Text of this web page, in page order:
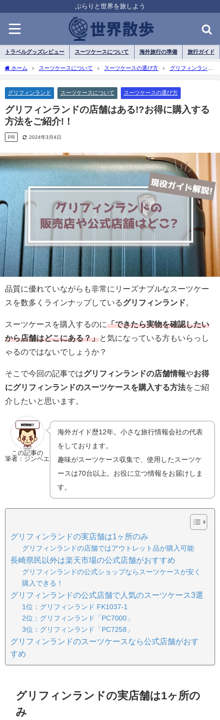
ぶらりと世界を旅しよう
トラベルグッズレビュー スーツケースについて 海外旅行の準備 旅行ガイド
ホーム スーツケースについて スーツケースの選び方
グリフィンラン
グリフィンランド スーツケースについて スーツケースの選び方
グリフィンランドの店舗はある!?お得に購入する
方法をご紹介!！
PR 2024年3月4日
品質に優れていながらも非常にリーズナブルなスーツケー
スを数多くラインナップしているグリフィンランド
スーツケースを購入するのに「できたら実物を確認したい
から店舗はどこにある？」と気になっている方もいらっし
ゃるのではないでしょうか？
そこで今回の記事ではグリフィンランドの店舗情報やお得
にグリフィンランドのスーツケースを購入する方法をご紹
介したいと思います。
この記事の
筆者：ジンベエ
海外ガイド歴12年。小さな旅行情報会社の代表
をしております。
趣味がスーツケース収集で、使用したスーツケ
ースは70台以上。お役に立つ情報をお届けしま
す。
グリフィンランドの実店舗は1ヶ所のみ
グリフィンランドの店舗ではアウトレット品が購入可能
長崎県民以外は楽天市場の公式店舗がおすすめ
グリフィンランドの公式ショップならスーツケースが安く
購入できる！
グリフィンランドの公式店舗で人気のスーツケース3選
1位：グリフィンランド FK1037-1
2位：グリフィンランド「PC7000」
3位：グリフィンランド「PC7258」
グリフィンランドのスーツケースなら公式店舗がおす
すめ
グリフィンランドの実店舗は1ヶ所の
み